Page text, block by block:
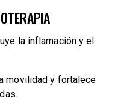
la inflamación y el
movilidad y fortalece